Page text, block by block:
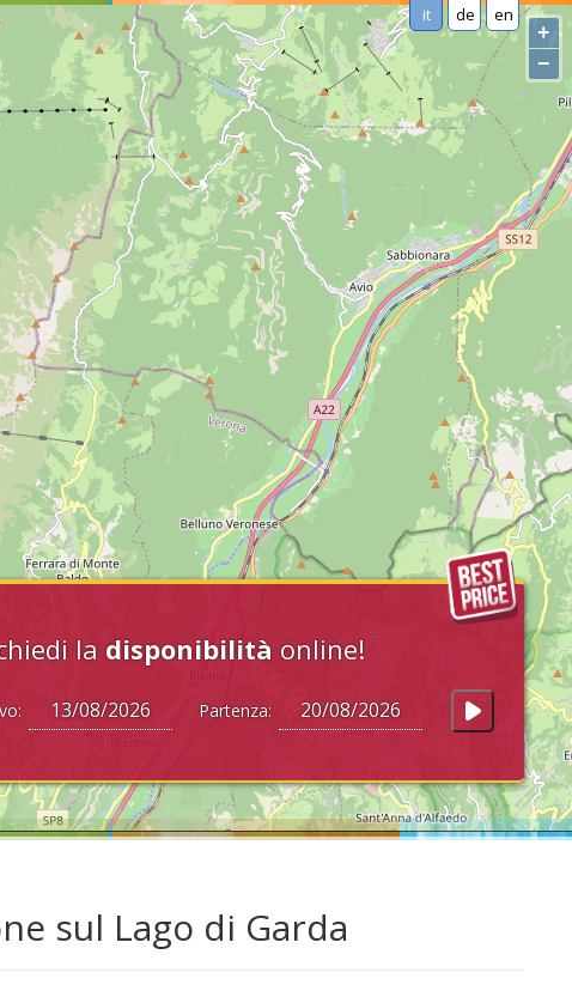
it de en
la disponibilità online!
Partenza:
+
−
sul Lago di Garda